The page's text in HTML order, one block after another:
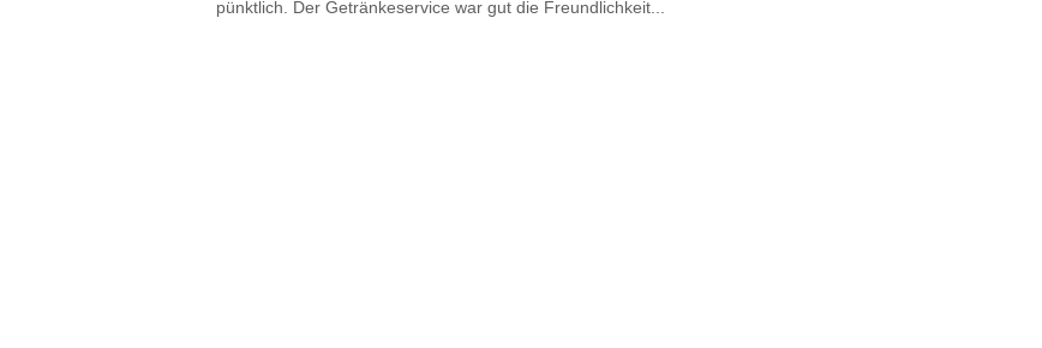
pünktlich. Der Getränkeservice war gut die Freundlichkeit...